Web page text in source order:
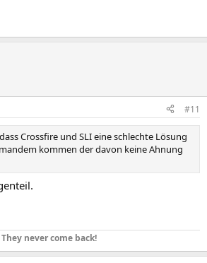
#11
Crossfire und SLI eine schlechte Lösung
kommen der davon keine Ahnung
They never come back!